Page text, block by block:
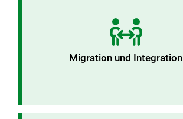
Migration und Integration